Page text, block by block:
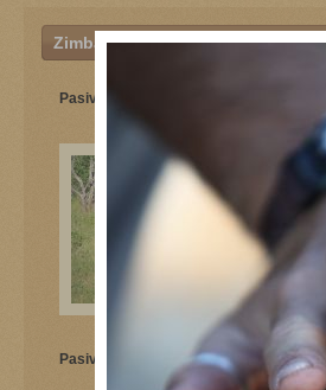
Zimbabvė
Pasivaiksčiojimas su liutais
Pasivaiksčiojimas su liutais